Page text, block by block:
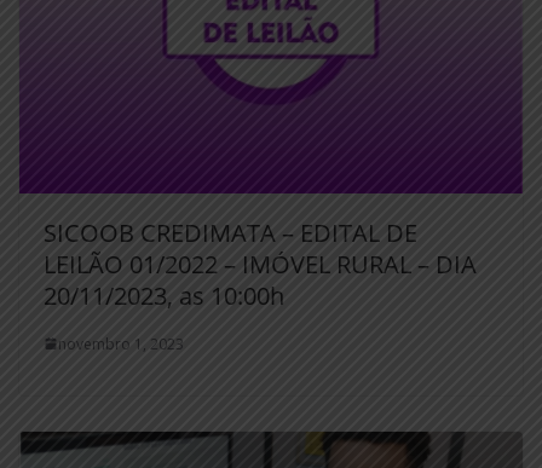
SICOOB CREDIMATA – EDITAL DE
LEILÃO 01/2022 – IMÓVEL RURAL – DIA
20/11/2023, as 10:00h
novembro 1, 2023